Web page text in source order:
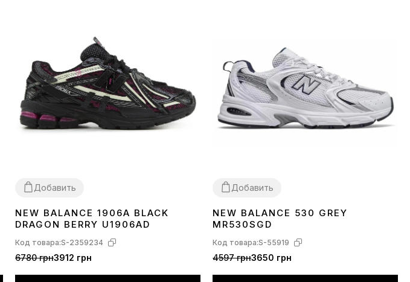
Добавить
3637 3839404142 4344 45
NEW BALANCE 1906A BLACK
DRAGON BERRY U1906AD
Код товара:S-2359234
6780 грн3912 грн
Добавить
3637 3839404142 434445
NEW BALANCE 530 GREY
MR530SGD
Код товара:S-55919
4597 грн3650 грн